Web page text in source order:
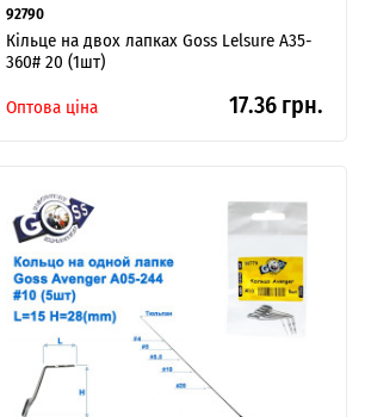
92790
Кільце на двох лапках Goss Lelsure A35-
360# 20 (1шт)
Оптова ціна
17.36 грн.